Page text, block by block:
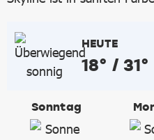
HEUTE
18° / 31°
Sonntag